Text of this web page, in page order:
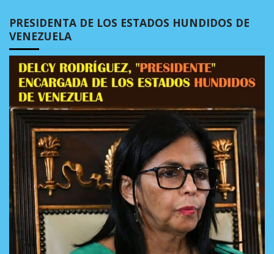
PRESIDENTA DE LOS ESTADOS HUNDIDOS DE
VENEZUELA